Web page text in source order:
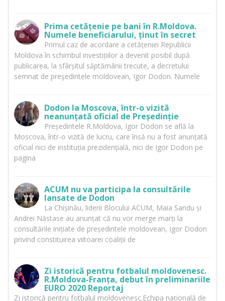
Prima cetățenie pe bani în R.Moldova.
Numele beneficiarului, ținut în secret
Primul caz de acordare a cetățeniei Republicii
Moldova în schimbul investițiilor a devenit posibil după
publicarea, la sfârșitul săptămânii trecute, a decretului
semnat de preşedintele moldovean, Igor Dodon. Numele
Dodon la Moscova, într-o vizită
neanunțată oficial de Președinție
Președintele R.Moldova, Igor Dodon se află la
Moscova, într-o vizită de lucru, care însă nu a fost anunțată
oficial nici de instituția prezidențială, nici de Igor Dodon pe
pagina
ACUM nu va participa la consultările
lansate de Dodon
La Chișinău, liderii Blocului ACUM, Maia Sandu și
Andrei Năstase au anunțat că nu vor merge marți la
consultările inițiate de președintele moldovean, Igor Dodon
privind constituirea viitoarei coaliții de
Zi istorică pentru fotbalul moldovenesc.
R.Moldova-Franța, debut în preliminariile
EURO 2020 Reportaj
Zi istorică pentru fotbalul moldovenesc.Echipa națională de